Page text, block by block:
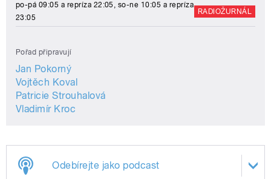
po-pá 09:05 a repríza 22:05, so-ne 10:05 a repríza
23:05
RADIOŽURNÁL
Pořad připravují
Jan Pokorný
Vojtěch Koval
Patricie Strouhalová
Vladimír Kroc
Odebírejte jako podcast